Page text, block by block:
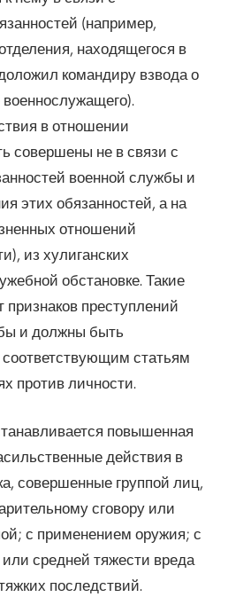
(например,
находящегося в
командиру взвода о
в отношении
совершены не в связи с
военной службы и
этих обязанностей, а на
отношений
из хулиганских
обстановке. Такие
преступлений
и должны быть
статьям
против личности.
повышенная
действия в
совершенные группой лиц,
сговору или
с применением оружия; с
средней тяжести вреда
последствий.